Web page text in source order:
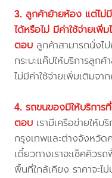
3. ลูกค้าย้ายห้อง แต่ไม่
ได้หรือไม่ มีค่าใช้จ่ายเพิ่
ตอบ ลูกค้าสามารถนั่งไ
กระบะแค๊ปให้บริการลูก
ไม่มีค่าใช้จ่ายเพิ่มเติมจ
4. รถขนของมีให้บริการ
ตอบ เรามีเครือข่ายให้
กรุงเทพและต่างจังหวัด
เดี๋ยวทางเราจะเช็คคิว
พื้นที่ใกล้เคียง ราคาจะไ